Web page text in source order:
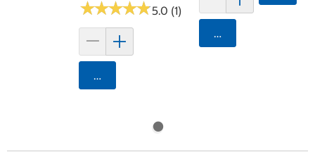
★★★★★
★★★★★5.0 (1)
Agregar
Agregar